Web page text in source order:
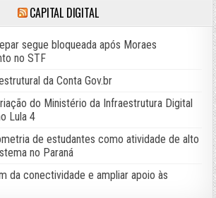
CAPITAL DIGITAL
segue bloqueada após Moraes
no STF
da Conta Gov.br
do Ministério da Infraestrutura Digital
Lula 4
de estudantes como atividade de alto
no Paraná
da conectividade e ampliar apoio às